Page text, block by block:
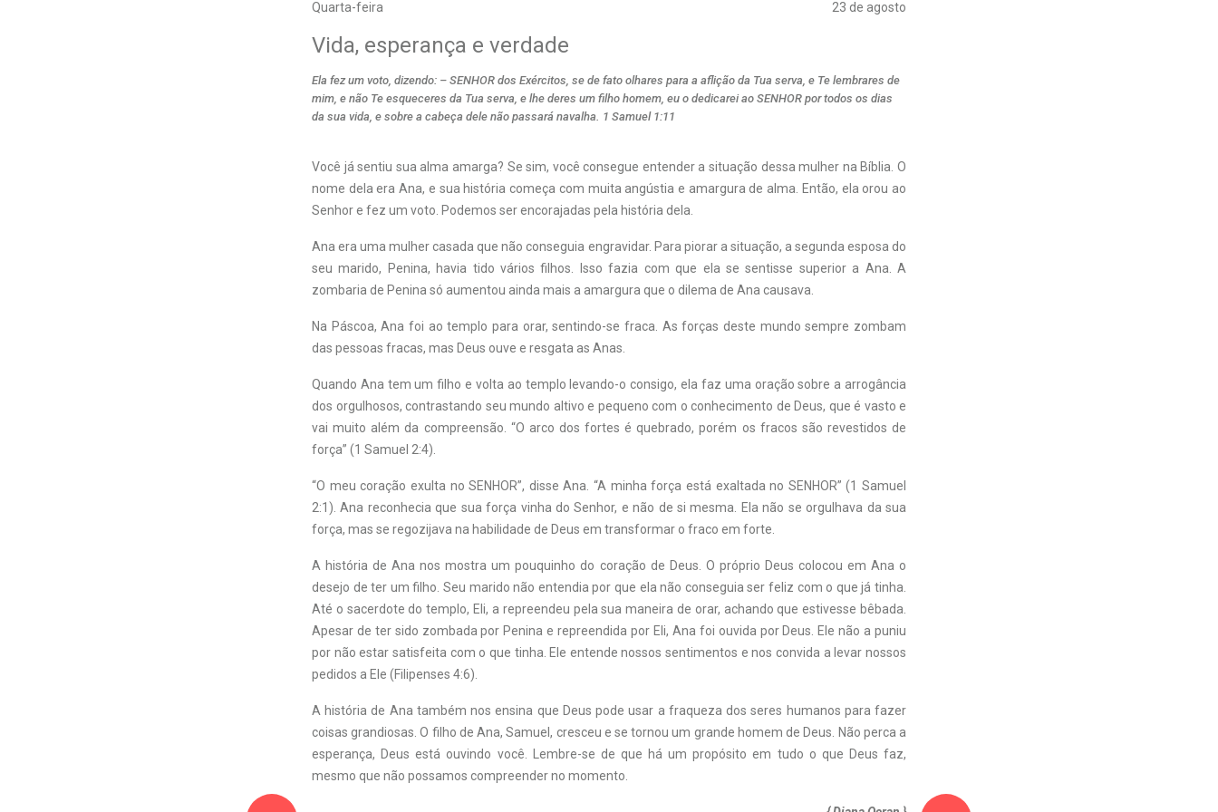
Quarta-feira 23 de agosto
Vida, esperança e verdade
Ela fez um voto, dizendo: – SENHOR dos Exércitos, se de fato olhares para a aflição da Tua serva, e Te lembrares de
mim, e não Te esqueceres da Tua serva, e lhe deres um filho homem, eu o dedicarei ao SENHOR por todos os dias
da sua vida, e sobre a cabeça dele não passará navalha. 1 Samuel 1:11
Você já sentiu sua alma amarga? Se sim, você consegue entender a situação dessa mulher na Bíblia. O
nome dela era Ana, e sua história começa com muita angústia e amargura de alma. Então, ela orou ao
Senhor e fez um voto. Podemos ser encorajadas pela história dela.
Ana era uma mulher casada que não conseguia engravidar. Para piorar a situação, a segunda esposa do
seu marido, Penina, havia tido vários filhos. Isso fazia com que ela se sentisse superior a Ana. A
zombaria de Penina só aumentou ainda mais a amargura que o dilema de Ana causava.
Na Páscoa, Ana foi ao templo para orar, sentindo-se fraca. As forças deste mundo sempre zombam
das pessoas fracas, mas Deus ouve e resgata as Anas.
Quando Ana tem um filho e volta ao templo levando-o consigo, ela faz uma oração sobre a arrogância
dos orgulhosos, contrastando seu mundo altivo e pequeno com o conhecimento de Deus, que é vasto e
vai muito além da compreensão. “O arco dos fortes é quebrado, porém os fracos são revestidos de
força” (1 Samuel 2:4).
“O meu coração exulta no SENHOR”, disse Ana. “A minha força está exaltada no SENHOR” (1 Samuel
2:1). Ana reconhecia que sua força vinha do Senhor, e não de si mesma. Ela não se orgulhava da sua
força, mas se regozijava na habilidade de Deus em transformar o fraco em forte.
A história de Ana nos mostra um pouquinho do coração de Deus. O próprio Deus colocou em Ana o
desejo de ter um filho. Seu marido não entendia por que ela não conseguia ser feliz com o que já tinha.
Até o sacerdote do templo, Eli, a repreendeu pela sua maneira de orar, achando que estivesse bêbada.
Apesar de ter sido zombada por Penina e repreendida por Eli, Ana foi ouvida por Deus. Ele não a puniu
por não estar satisfeita com o que tinha. Ele entende nossos sentimentos e nos convida a levar nossos
pedidos a Ele (Filipenses 4:6).
A história de Ana também nos ensina que Deus pode usar a fraqueza dos seres humanos para fazer
coisas grandiosas. O filho de Ana, Samuel, cresceu e se tornou um grande homem de Deus. Não perca a
esperança, Deus está ouvindo você. Lembre-se de que há um propósito em tudo o que Deus faz,
mesmo que não possamos compreender no momento.